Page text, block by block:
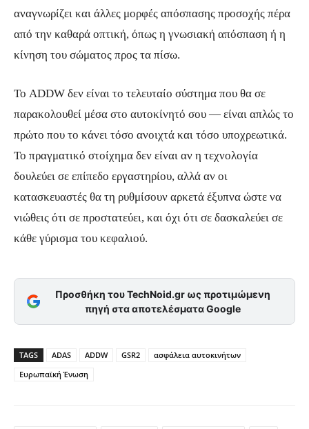
αναγνωρίζει και άλλες μορφές απόσπασης προσοχής πέρα
από την καθαρά οπτική, όπως η γνωσιακή απόσπαση ή η
κίνηση του σώματος προς τα πίσω.
Το ADDW δεν είναι το τελευταίο σύστημα που θα σε
παρακολουθεί μέσα στο αυτοκίνητό σου — είναι απλώς το
πρώτο που το κάνει τόσο ανοιχτά και τόσο υποχρεωτικά.
Το πραγματικό στοίχημα δεν είναι αν η τεχνολογία
δουλεύει σε επίπεδο εργαστηρίου, αλλά αν οι
κατασκευαστές θα τη ρυθμίσουν αρκετά έξυπνα ώστε να
νιώθεις ότι σε προστατεύει, και όχι ότι σε δασκαλεύει σε
κάθε γύρισμα του κεφαλιού.
Προσθήκη του TechNoid.gr ως προτιμώμενη
πηγή στα αποτελέσματα Google
TAGS ADAS ADDW GSR2
ασφάλεια αυτοκινήτων
Ευρωπαϊκή Ένωση